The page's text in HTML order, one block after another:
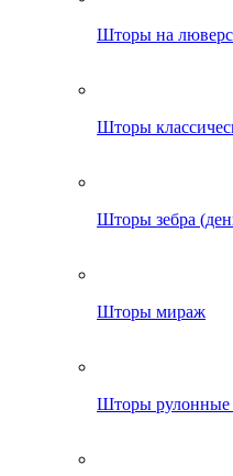
Шторы на
Шторы
Шторы зебра
Шторы мираж
Шторы рулонные